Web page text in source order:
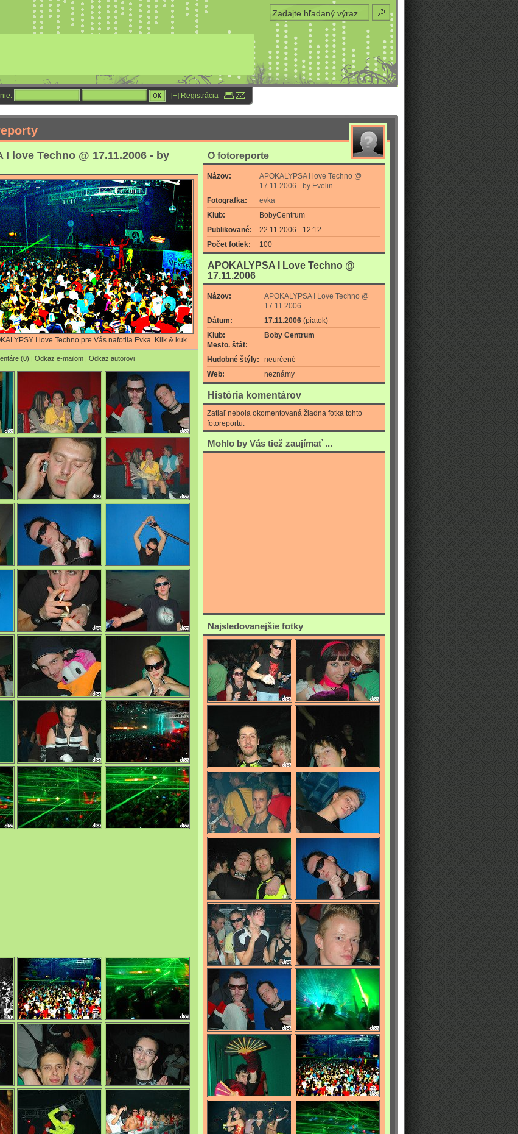
[+] Registrácia
I love Techno @ 17.11.2006 - by
I love Techno pre Vás nafotila Evka. Klik & kuk.
(0) | Odkaz e-mailom | Odkaz autorovi
0/4741
0/4699
0/4726
0/4676
0/4663
0/4625
0/4671
O fotoreporte
Názov:
APOKALYPSA I love Techno @
17.11.2006 - by Evelin
Fotografka:
evka
Klub:
BobyCentrum
Publikované:
22.11.2006 - 12:12
Počet fotiek:
100
APOKALYPSA I Love Techno @
17.11.2006
Názov:
APOKALYPSA I Love Techno @
17.11.2006
Dátum:
17.11.2006 (piatok)
Klub:
Mesto. štát:
Boby Centrum
Hudobné štýly:
neurčené
Web:
neznámy
História komentárov
Zatiaľ nebola okomentovaná žiadna fotka tohto
fotoreportu.
Mohlo by Vás tiež zaujímať ...
Najsledovanejšie fotky